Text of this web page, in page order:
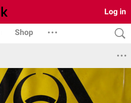
Log in
Shop